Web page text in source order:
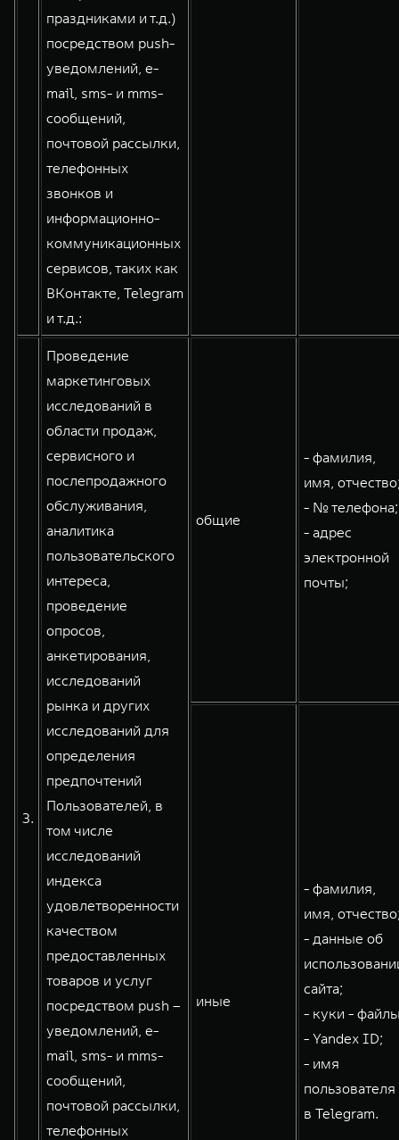
праздниками и т.д.)
посредством push-
уведомлений, e-
mail, sms- и mms-
сообщений,
почтовой рассылки,
телефонных
звонков и
информационно-
коммуникационных
сервисов, таких как
ВКонтакте, Telegram
и т.д.:
3.
Проведение
маркетинговых
исследований в
области продаж,
сервисного и
послепродажного
обслуживания,
аналитика
пользовательского
интереса,
проведение
опросов,
анкетирования,
исследований
рынка и других
исследований для
определения
предпочтений
Пользователей, в
том числе
исследований
индекса
удовлетворенности
качеством
предоставленных
товаров и услуг
посредством push –
уведомлений, e-
mail, sms- и mms-
сообщений,
почтовой рассылки,
телефонных
общие
- фамилия,
имя,
- № телефона;
- адрес
электронной
почты;
иные
- фамилия,
имя,
- данные об
сайта;
- куки -
- Yandex ID;
- имя
пользователя
в Telegram.